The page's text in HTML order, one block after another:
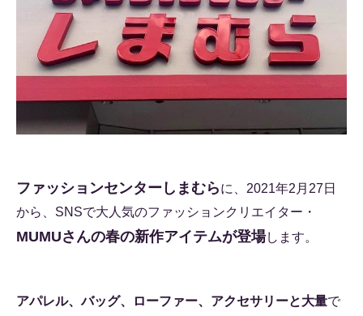
ファッションセンターしまむらに、2021年2月27日
から、SNSで大人気のファッションクリエイター・
MUMUさんの春の新作アイテムが登場します。
アパレル、バッグ、ローファー、アクセサリーと大量で